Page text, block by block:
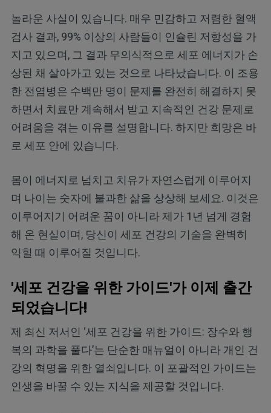
놀라운 사실이 있습니다. 매우 민감하고 저렴한 혈액
검사 결과, 99% 이상의 사람들이 인슐린 저항성을 가
지고 있으며, 그 결과 무의식적으로 세포 에너지가 손
상된 채 살아가고 있는 것으로 나타났습니다. 이 조용
한 전염병은 수백만 명이 문제를 완전히 해결하지 못
하면서 치료만 계속해서 받고 지속적인 건강 문제로
어려움을 겪는 이유를 설명합니다. 하지만 희망은 바
로 세포 안에 있습니다.
몸이 에너지로 넘치고 치유가 자연스럽게 이루어지
며 나이는 숫자에 불과한 삶을 상상해 보세요. 이것은
이루어지기 어려운 꿈이 아니라 제가 1년 넘게 경험
해 온 현실이며, 당신이 세포 건강의 기술을 완벽히
익힐 때 이루어질 것입니다.
'세포 건강을 위한 가이드'가 이제 출간
되었습니다!
제 최신 저서인 ‘세포 건강을 위한 가이드: 장수와 행
복의 과학을 풀다’는 단순한 매뉴얼이 아니라 개인 건
강의 혁명을 위한 열쇠입니다. 이 포괄적인 가이드는
인생을 바꿀 수 있는 지식을 제공할 것입니다.